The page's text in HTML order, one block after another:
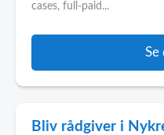
cases, full-paid...
Se
Bliv rådgiver i